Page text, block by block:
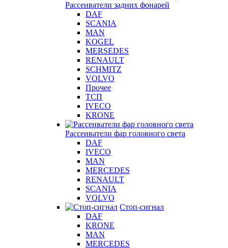
Рассеиватели задних фонарей
DAF
SCANIA
MAN
KOGEL
MERSEDES
RENAULT
SCHMITZ
VOLVO
Прочее
ТСП
IVECO
KRONE
Рассеиватели фар головного света
DAF
IVECO
MAN
MERCEDES
RENAULT
SCANIA
VOLVO
Стоп-сигнал
DAF
KRONE
MAN
MERCEDES